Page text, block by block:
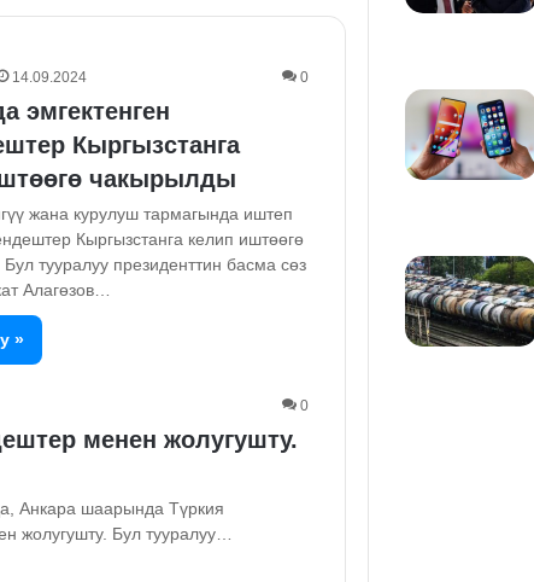
14.09.2024 0
эмгектенген
Кыргызстанга
чакырылды
жана курулуш тармагында иштеп
Кыргызстанга келип иштөөгө
тууралуу президенттин басма сөз
Алагөзов…
»
0
менен жолугушту.
Анкара шаарында Түркия
жолугушту. Бул тууралуу…